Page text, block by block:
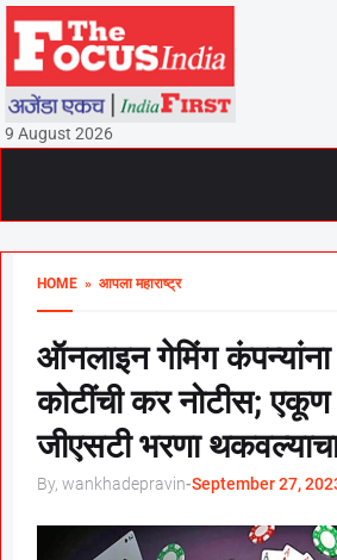
9 August 2026
HOME » आपला महाराष्ट्र
ऑनलाइन गेमिंग
कोटींची कर नोटीस; एकूण
जीएसटी भरणा
By, wankhadepravin-September 27,